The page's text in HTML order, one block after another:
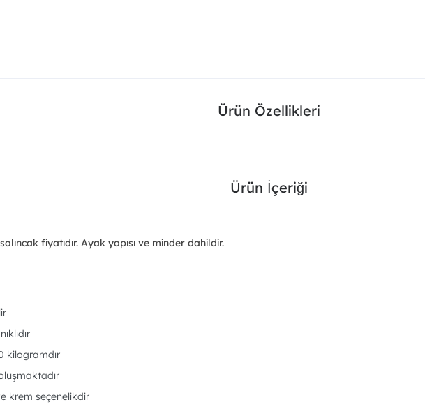
Ürün Özellikleri
Ürün İçeriği
fiyatıdır. Ayak yapısı ve minder dahildir.
kilogramdır
krem seçenelikdir